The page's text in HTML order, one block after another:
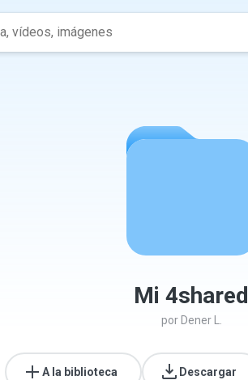
Mi 4shared
por Dener L.
A la biblioteca Descargar